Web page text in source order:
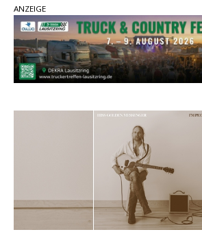
Randy Travis veröffentlicht
einen weiteren Schatz aus
Ben Gallaher kehrt zu
„Taylor Gold“ zeigt die
ANZEIGE